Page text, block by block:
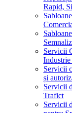
Rapid,
Servicii
Servicii
și
Servicii
Trafict
Servicii